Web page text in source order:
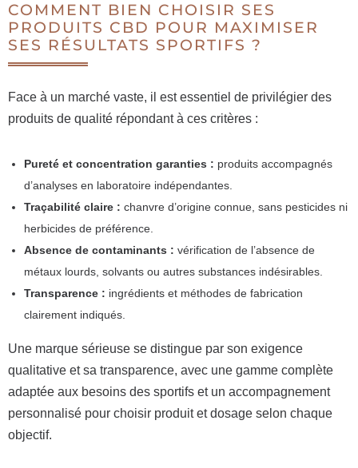
COMMENT BIEN CHOISIR SES
PRODUITS CBD POUR MAXIMISER
SES RÉSULTATS SPORTIFS ?
Face à un marché vaste, il est essentiel de privilégier des
produits de qualité répondant à ces critères :
Pureté et concentration garanties : produits accompagnés
d’analyses en laboratoire indépendantes.
Traçabilité claire : chanvre d’origine connue, sans pesticides ni
herbicides de préférence.
Absence de contaminants : vérification de l’absence de
métaux lourds, solvants ou autres substances indésirables.
Transparence : ingrédients et méthodes de fabrication
clairement indiqués.
Une marque sérieuse se distingue par son exigence
qualitative et sa transparence, avec une gamme complète
adaptée aux besoins des sportifs et un accompagnement
personnalisé pour choisir produit et dosage selon chaque
objectif.